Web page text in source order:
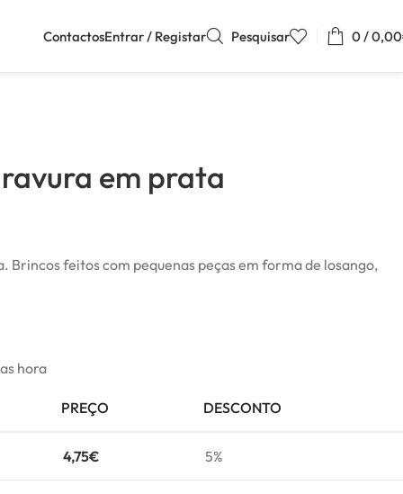
ContactosEntrar / Registar Pesquisar 0/0,00
em prata
Brincos feitos com pequenas peças em forma de losango,
hora
PREÇO DESCONTO
4,75€ 5%